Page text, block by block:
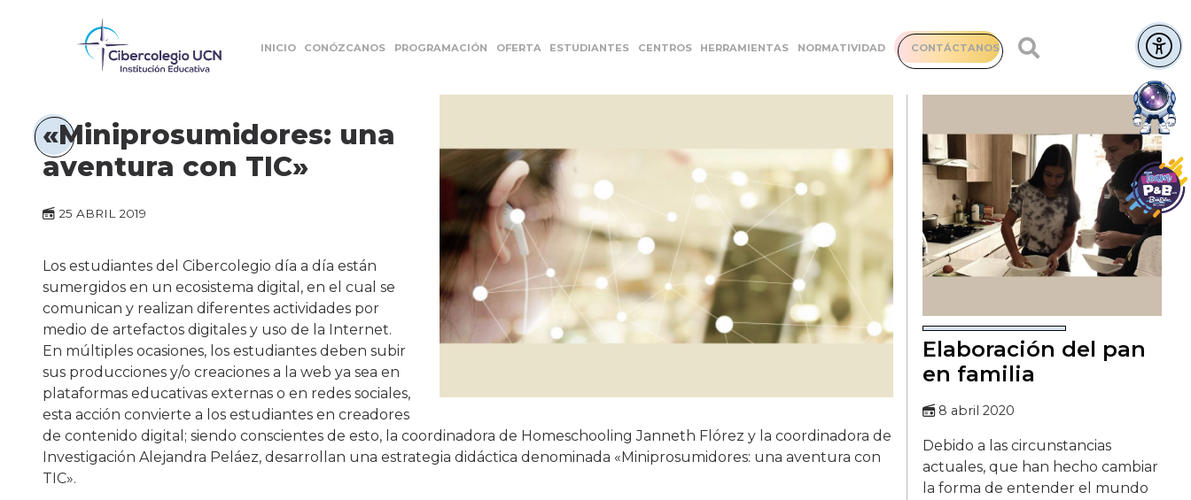
INICIO CONÓZCANOS PROGRAMACIÓN OFERTA ESTUDIANTES CENTROS HERRAMIENTAS NORMATIVIDAD CONTÁCTANOS
«Miniprosumidores: una
aventura con TIC»
25 ABRIL 2019
Los estudiantes del Cibercolegio día a día están
sumergidos en un ecosistema digital, en el cual se
comunican y realizan diferentes actividades por
medio de artefactos digitales y uso de la Internet.
En múltiples ocasiones, los estudiantes deben subir
sus producciones y/o creaciones a la web ya sea en
plataformas educativas externas o en redes sociales,
esta acción convierte a los estudiantes en creadores
de contenido digital; siendo conscientes de esto, la coordinadora de Homeschooling Janneth Flórez y la coordinadora de
Investigación Alejandra Peláez, desarrollan una estrategia didáctica denominada «Miniprosumidores: una aventura con
TIC».
Elaboración del pan
en familia
8 abril 2020
Debido a las circunstancias
actuales, que han hecho cambiar
la forma de entender el mundo